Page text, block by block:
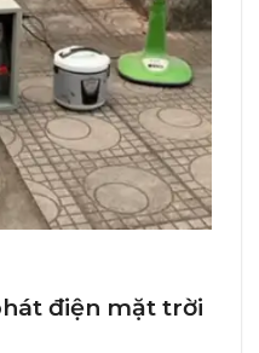
điện mặt trời